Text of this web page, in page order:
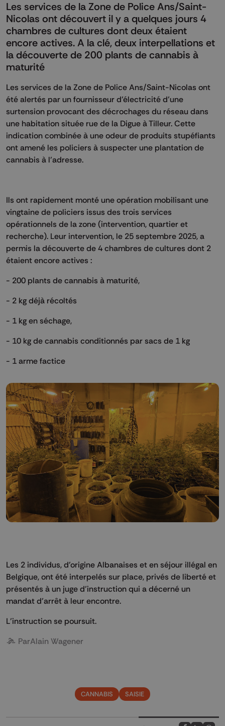
Les services de la Zone de Police Ans/Saint-
Nicolas ont découvert il y a quelques jours 4
chambres de cultures dont deux étaient
encore actives. A la clé, deux interpellations et
la découverte de 200 plants de cannabis à
maturité
Les services de la Zone de Police Ans/Saint-Nicolas ont
été alertés par un fournisseur d’électricité d’une
surtension provocant des décrochages du réseau dans
une habitation située rue de la Digue à Tilleur. Cette
indication combinée à une odeur de produits stupéfiants
ont amené les policiers à suspecter une plantation de
cannabis à l’adresse.
Ils ont rapidement monté une opération mobilisant une
vingtaine de policiers issus des trois services
opérationnels de la zone (intervention, quartier et
recherche). Leur intervention, le 25 septembre 2025, a
permis la découverte de 4 chambres de cultures dont 2
étaient encore actives :
- 200 plants de cannabis à maturité,
- 2 kg déjà récoltés
- 1 kg en séchage,
- 10 kg de cannabis conditionnés par sacs de 1 kg
- 1 arme factice
Les 2 individus, d’origine Albanaises et en séjour illégal en
Belgique, ont été interpelés sur place, privés de liberté et
présentés à un juge d’instruction qui a décerné un
mandat d’arrêt à leur encontre.
L’instruction se poursuit.
ParAlain Wagener
CANNABIS SAISIE